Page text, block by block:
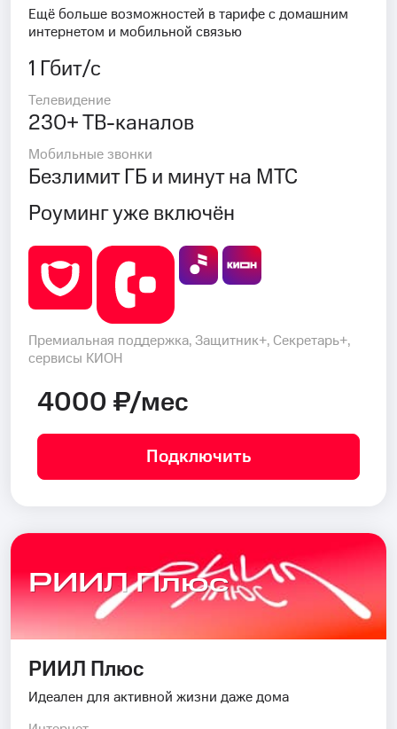
Ещё больше возможностей в тарифе с домашним
интернетом и мобильной связью
1 Гбит/с
Телевидение
230+ ТВ-каналов
Мобильные звонки
Безлимит ГБ и минут на МТС
Роуминг уже включён
Премиальная поддержка, Защитник+, Секретарь+,
сервисы КИОН
4000 ₽/мес
Подключить
РИИЛ Плюс
РИИЛ Плюс
Идеален для активной жизни даже дома